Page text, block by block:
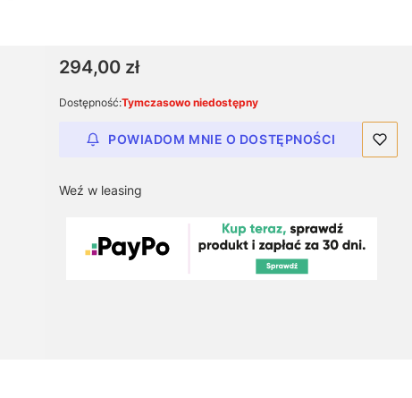
Cena
294,00 zł
Dostępność:Tymczasowo niedostępny
POWIADOM MNIE O DOSTĘPNOŚCI
Weź w leasing